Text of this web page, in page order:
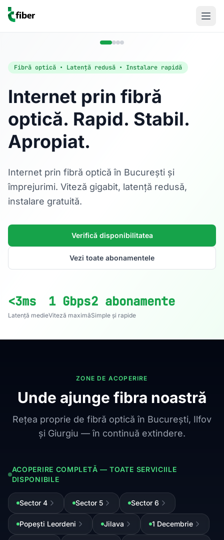
Fibră optică • Latență redusă • Instalare rapidă
Internet prin fibră
optică. Rapid. Stabil.
Apropiat.
Internet prin fibră optică în București și
împrejurimi. Viteză gigabit, latență redusă,
instalare gratuită.
Verifică disponibilitatea
Vezi toate abonamentele
<3ms
Latență medie
1 Gbps
Viteză maximă
2 abonamente
Simple și rapide
Acasă
Internet Rezidențial
Fibră optică până la 1 Gbps, direct în casa ta.
ZONE DE ACOPERIRE
Unde ajunge fibra noastră
Rețea proprie de fibră optică în București, Ilfov
și Giurgiu — în continuă extindere.
ACOPERIRE COMPLETĂ — TOATE SERVICIILE
DISPONIBILE
Sector 4 Sector 5 Sector 6
Popești Leordeni Jilava 1 Decembrie